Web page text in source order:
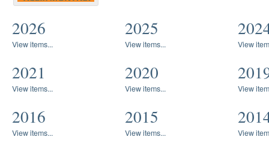
2026
View items...
2025
View items... View
2021
View items...
2020
View items... View
2016
View items...
2015
View items... View